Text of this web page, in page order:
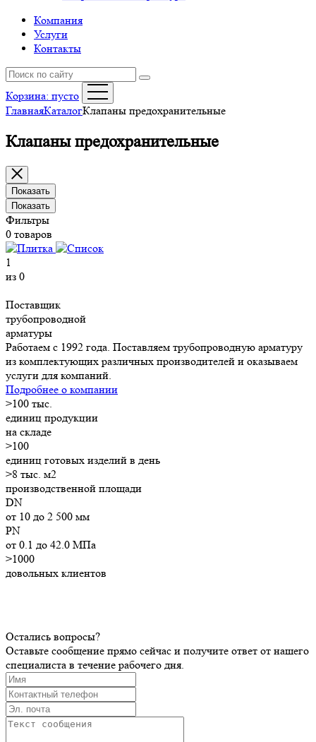
Компания
Услуги
Контакты
Корзина: пусто
ГлавнаяКаталогКлапаны предохранительные
Клапаны предохранительные
Показать
Показать
Фильтры
0 товаров
1
из 0
Поставщик
трубопроводной
арматуры
Работаем с 1992 года. Поставляем трубопроводную арматуру
из комплектующих различных производителей и оказываем
услуги для компаний.
Подробнее о компании
>100 тыс.
единиц продукции
на складе
>100
единиц готовых изделий в день
>8 тыс. м2
производственной площади
DN
от 10 до 2 500 мм
PN
от 0.1 до 42.0 МПа
>1000
довольных клиентов
Остались вопросы?
Оставьте сообщение прямо сейчас и получите ответ от нашего
специалиста в течение рабочего дня.